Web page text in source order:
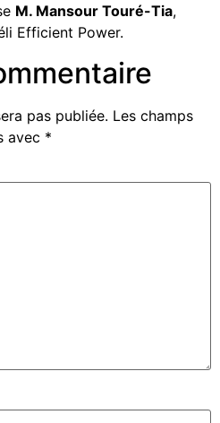
M. Mansour Touré-Tia,
Efficient Power.
pas publiée. Les champs
avec *